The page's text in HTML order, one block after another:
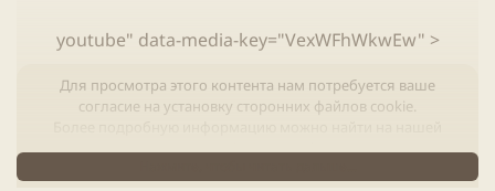
youtube" data-media-key="VexWFhWkwEw" >
Для просмотра этого контента нам потребуется ваше
согласие на установку сторонних файлов cookie.
странице файлов cookie.
Принимать сторонние файлы Cookie